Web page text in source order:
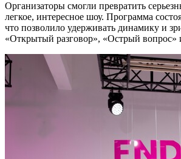
Организаторы смогли превратить
легкое, интересное шоу. Программа
что позволило удерживать динамику и
«Открытый разговор», «Острый вопрос»